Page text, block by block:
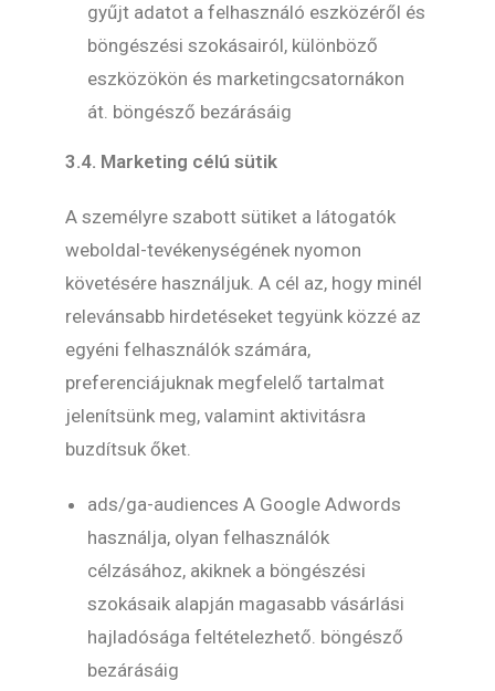
gyűjt adatot a felhasználó eszközéről és
böngészési szokásairól, különböző
eszközökön és marketingcsatornákon
át. böngésző bezárásáig
3.4. Marketing célú sütik
A személyre szabott sütiket a látogatók
weboldal-tevékenységének nyomon
követésére használjuk. A cél az, hogy minél
relevánsabb hirdetéseket tegyünk közzé az
egyéni felhasználók számára,
preferenciájuknak megfelelő tartalmat
jelenítsünk meg, valamint aktivitásra
buzdítsuk őket.
ads/ga-audiences A Google Adwords
használja, olyan felhasználók
célzásához, akiknek a böngészési
szokásaik alapján magasabb vásárlási
hajladósága feltételezhető. böngésző
bezárásáig